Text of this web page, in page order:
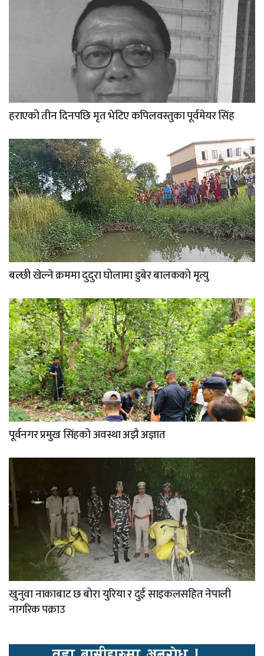
हराएको तीन दिनपछि मृत भेटिए कपिलवस्तुका पूर्वमेयर सिंह
बल्छी खेल्ने क्रममा दुदुरा घोलामा डुबेर बालकको मृत्यु
पूर्वनगर प्रमुख सिंहको अवस्था अझै अज्ञात
खुनुवा नाकाबाट छ बोरा युरिया र दुई साइकलसहित नेपाली
नागरिक पक्राउ